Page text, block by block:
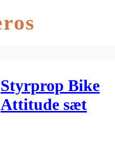
Styrprop Bike
Attitude sæt